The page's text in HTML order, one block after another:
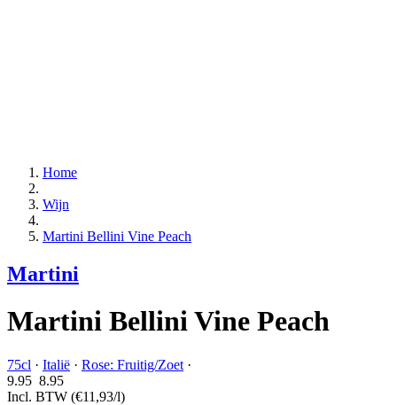
Home
Wijn
Martini Bellini Vine Peach
Martini
Martini Bellini Vine Peach
75cl · Italië · Rose: Fruitig/Zoet ·
9.95 8.95
Incl. BTW (€11,93/l)